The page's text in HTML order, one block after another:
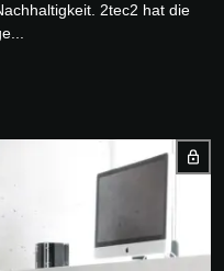
2tec2 hat die